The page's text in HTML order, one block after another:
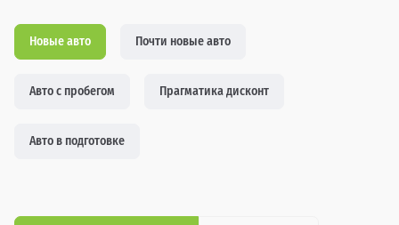
Новые авто Почти новые авто
Авто с пробегом Прагматика дисконт
Авто в подготовке